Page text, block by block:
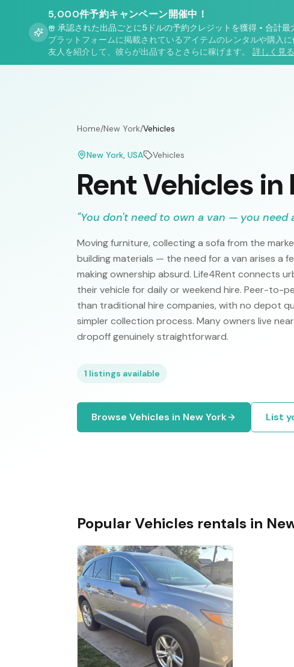
5,000件予約キャンペーン開催中！
承認された出品ごとに5ドルの予約クレジットを獲得 • 合計最
プラットフォームに掲載されているアイテムのレンタルや購入に
友人を紹介して、彼らが出品するとさらに稼げます。
詳しく見る
Home/New York/Vehicles
New York, USA Vehicles
Rent Vehicles in
"You don't need to own a van — you need
Moving furniture, collecting a sofa from the
building materials — the need for a van arises a
making ownership absurd. Life4Rent connects
their vehicle for daily or weekend hire. Peer-to-
than traditional hire companies, with no depot
simpler collection process. Many owners live
dropoff genuinely straightforward.
1 listings available
Browse Vehicles in New York List
PopularVehicles rentals in